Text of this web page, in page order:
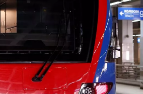
BIZKOLEGIJUM
BMW BIZNIS LIGA
BIZLIFE WEEK
IZJAVA GODINE
BIZLIFE WEEK
IZJAVA GODINE